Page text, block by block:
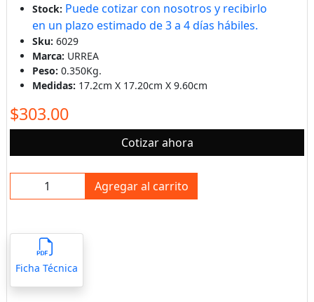
Stock: Puede cotizar con nosotros y recibirlo
en un plazo estimado de 3 a 4 días hábiles.
Sku: 6029
Marca: URREA
Peso: 0.350Kg.
Medidas: 17.2cm X 17.20cm X 9.60cm
$303.00
Cotizar ahora
Agregar al carrito
Ficha Técnica